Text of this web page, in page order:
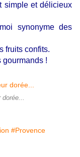
simple et délicieux
synonyme des
fruits confits.
gourmands !
dorée...
#Provence